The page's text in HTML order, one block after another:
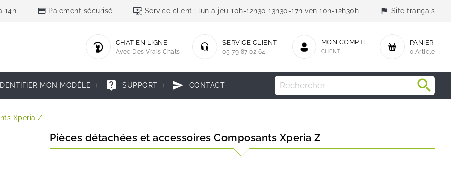
14h credit_card Paiement sécurisé important_devices Service client : lun à jeu 10h-12h30 13h30-17h ven 10h-12h30h flag Site français
PANIER
0 Article
MON COMPTE
CLIENT
SERVICE CLIENT
05 79 87 02 64
CHAT EN LIGNE
Avec Des Vrais Chats
IDENTIFIER MON MODÈLE live_help SUPPORT send CONTACT
Xperia Z
Pièces détachées et accessoires Composants Xperia Z